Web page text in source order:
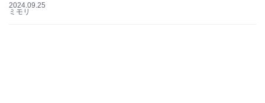
2024.09.25
ミモリ